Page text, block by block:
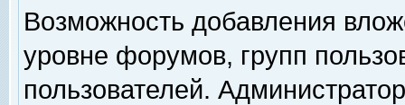
Возможность добавления
уровне форумов, групп
пользователей.